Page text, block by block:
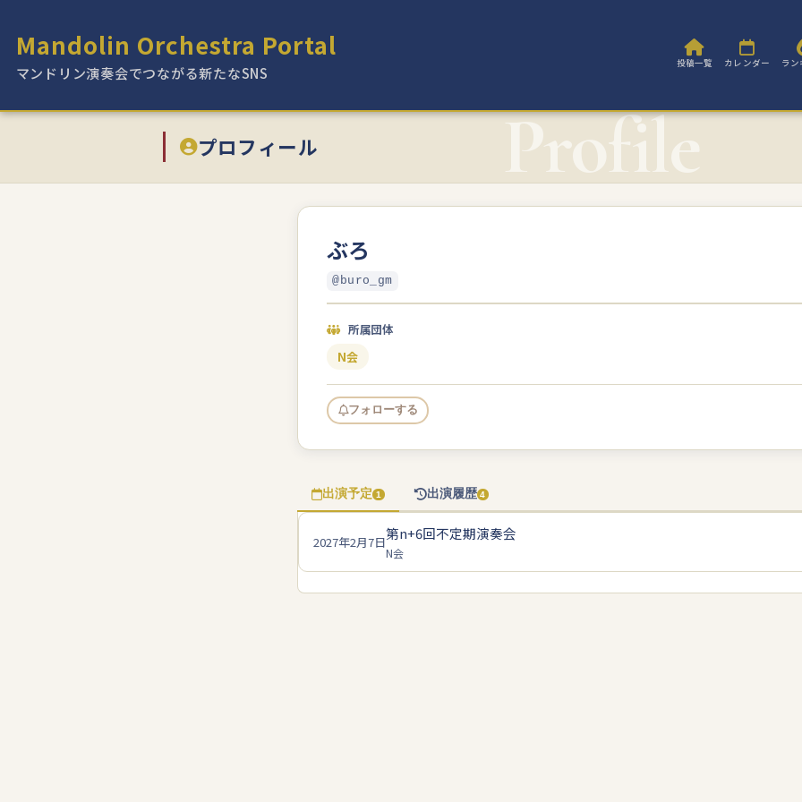
Mandolin Orchestra Portal
マンドリン演奏会でつながる新たなSNS
投稿一覧 カレンダー ラ
プロフィール
ぶろ
@buro_gm
所属団体
N会
フォローする
出演予定 1 出演履歴 4
2027年2月7日第n+6回不定期演奏会
N会